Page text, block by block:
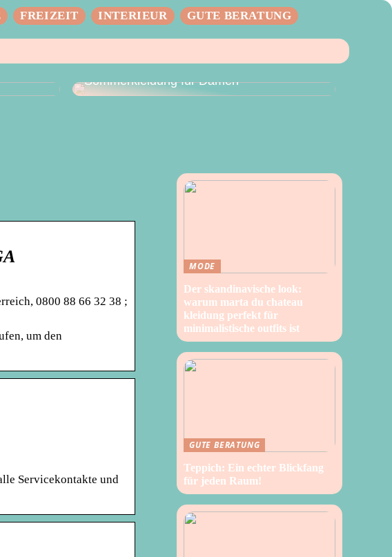
FREIZEIT INTERIEUR GUTE BERATUNG
Sommerkleidung für Damen
0800 88 66 32 38 ;
um den
Servicekontakte und
MODE
Der skandinavische look:
warum marta du chateau
kleidung perfekt für
minimalistische outfits ist
GUTE BERATUNG
Teppich: Ein echter Blickfang
für jeden Raum!